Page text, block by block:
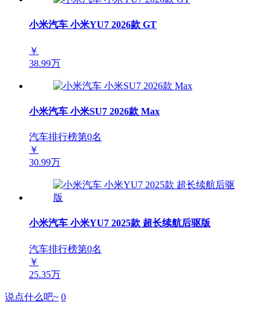
小米汽车 小米YU7 2026款 GT
￥
38.99万
小米汽车 小米SU7 2026款 Max
汽车排行榜第0名
￥
30.99万
小米汽车 小米YU7 2025款 超长续航后驱版
汽车排行榜第0名
￥
25.35万
说点什么吧~ 0